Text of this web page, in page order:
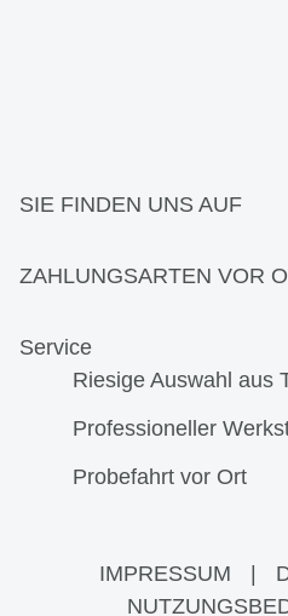
SIE FINDEN UNS AUF
ZAHLUNGSARTEN VOR
Service
Riesige Auswahl aus
Professioneller
Probefahrt vor Ort
IMPRESSUM